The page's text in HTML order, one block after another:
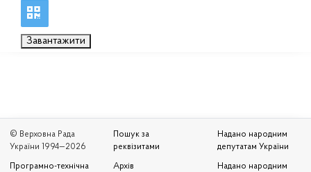
Завантажити
© Верховна Рада
України 1994—2026
Програмно-технічна
Пошук за
реквізитами
Архів
Надано народним
депутатам України
Надано народним